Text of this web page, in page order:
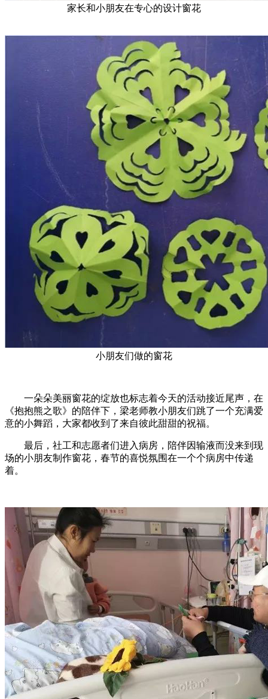
家长和小朋友在专心的设计窗花
小朋友们做的窗花
一朵朵美丽窗花的绽放也标志着今天的活动接近尾声，在
《抱抱熊之歌》的陪伴下，梁老师教小朋友们跳了一个充满爱
意的小舞蹈，大家都收到了来自彼此甜甜的祝福。
最后，社工和志愿者们进入病房，陪伴因输液而没来到现
场的小朋友制作窗花，春节的喜悦氛围在一个个病房中传递
着。